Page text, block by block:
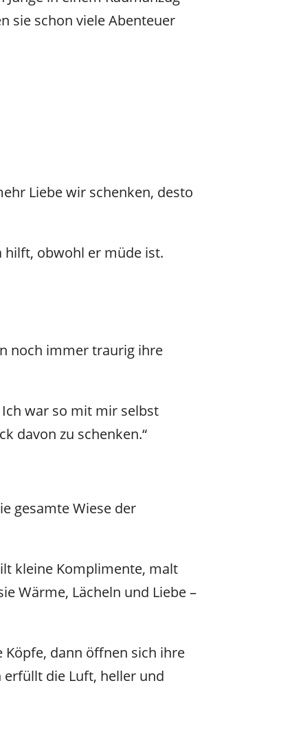
sie schon viele Abenteuer
Liebe wir schenken, desto
hilft, obwohl er müde ist.
noch immer traurig ihre
Ich war so mit mir selbst
davon zu schenken.“
gesamte Wiese der
kleine Komplimente, malt
Wärme, Lächeln und Liebe –
Köpfe, dann öffnen sich ihre
erfüllt die Luft, heller und